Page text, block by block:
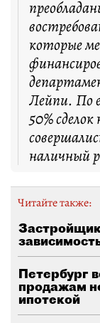
которые
Лейпи. По
50%
наличный
Читайте также:
Петербург
продажам
ипотекой